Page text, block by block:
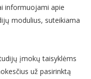
informuojami apie
modulius, suteikiama
įmokų taisyklėms
už pasirinktą